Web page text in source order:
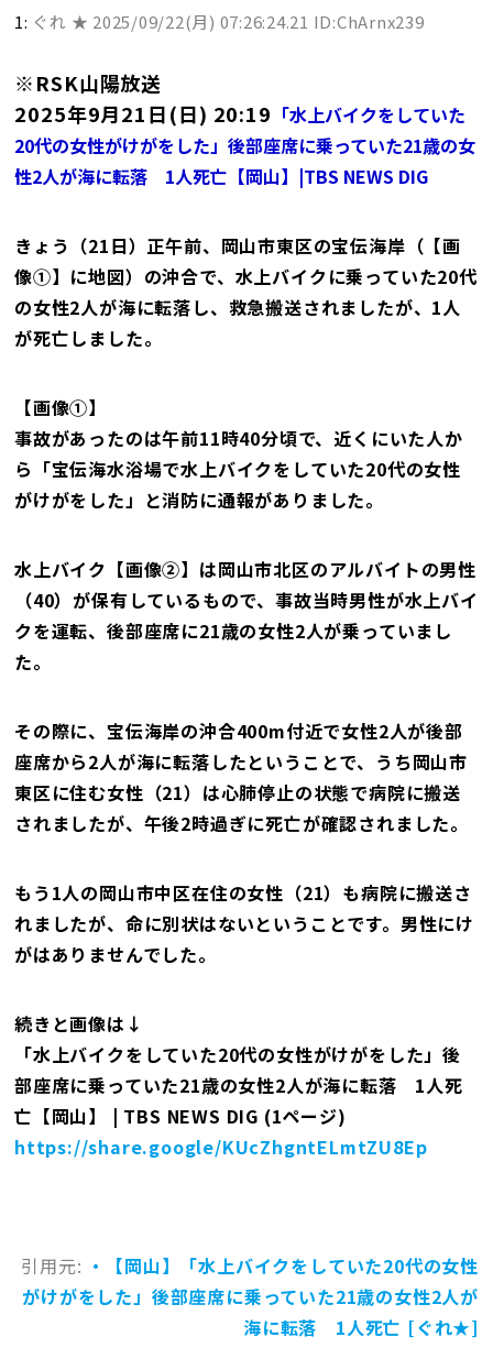
1: ぐれ ★ 2025/09/22(月) 07:26:24.21 ID:ChArnx239
※RSK山陽放送
2025年9月21日(日) 20:19 「水上バイクをしていた
20代の女性がけがをした」後部座席に乗っていた21歳の女
性2人が海に転落 1人死亡【岡山】|TBS NEWS DIG
きょう（21日）正午前、岡山市東区の宝伝海岸（【画
像①】に地図）の沖合で、水上バイクに乗っていた20代
の女性2人が海に転落し、救急搬送されましたが、1人
が死亡しました。
【画像①】
事故があったのは午前11時40分頃で、近くにいた人か
ら「宝伝海水浴場で水上バイクをしていた20代の女性
がけがをした」と消防に通報がありました。
水上バイク【画像②】は岡山市北区のアルバイトの男性
（40）が保有しているもので、事故当時男性が水上バイ
クを運転、後部座席に21歳の女性2人が乗っていまし
た。
その際に、宝伝海岸の沖合400m付近で女性2人が後部
座席から2人が海に転落したということで、うち岡山市
東区に住む女性（21）は心肺停止の状態で病院に搬送
されましたが、午後2時過ぎに死亡が確認されました。
もう1人の岡山市中区在住の女性（21）も病院に搬送さ
れましたが、命に別状はないということです。男性にけ
がはありませんでした。
続きと画像は↓
「水上バイクをしていた20代の女性がけがをした」後
部座席に乗っていた21歳の女性2人が海に転落 1人死
亡【岡山】 | TBS NEWS DIG (1ページ)
https://share.google/KUcZhgntELmtZU8Ep
引用元: ・【岡山】「水上バイクをしていた20代の女性
がけがをした」後部座席に乗っていた21歳の女性2人が
海に転落 1人死亡 [ぐれ★]